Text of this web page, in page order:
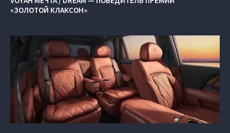
«ЗОЛОТОЙ КЛАКСОН»